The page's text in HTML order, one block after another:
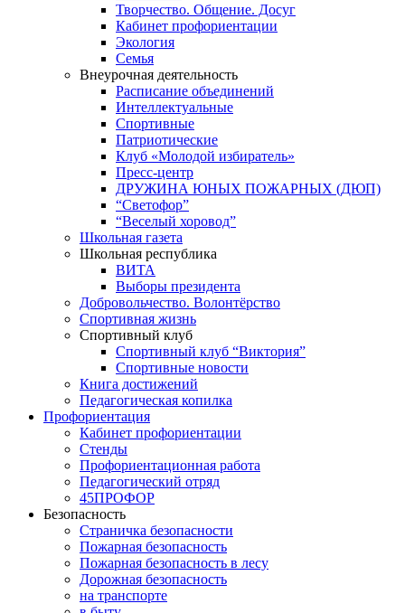
Творчество. Общение. Досуг
Кабинет профориентации
Экология
Семья
Внеурочная деятельность
Расписание объединений
Интеллектуальные
Спортивные
Патриотические
Клуб «Молодой избиратель»
Пресс-центр
ДРУЖИНА ЮНЫХ ПОЖАРНЫХ (ДЮП)
“Светофор”
“Веселый хоровод”
Школьная газета
Школьная республика
ВИТА
Выборы президента
Добровольчество. Волонтёрство
Спортивная жизнь
Спортивный клуб
Спортивный клуб “Виктория”
Спортивные новости
Книга достижений
Педагогическая копилка
Профориентация
Кабинет профориентации
Стенды
Профориентационная работа
Педагогический отряд
45ПРОФОР
Безопасность
Страничка безопасности
Пожарная безопасность
Пожарная безопасность в лесу
Дорожная безопасность
на транспорте